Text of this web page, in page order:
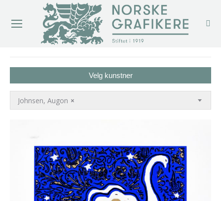
Velg kunstner
×
Johnsen, Augon